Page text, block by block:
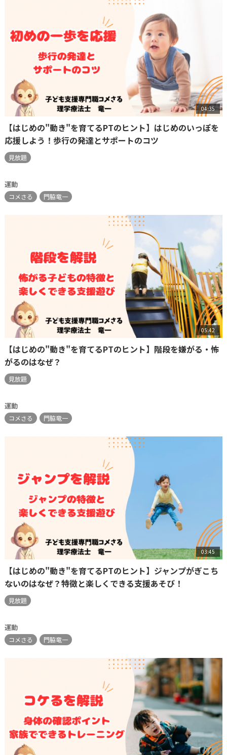
04:35
【はじめの"動き"を育てるPTのヒント】はじめのいっぽを
応援しよう！歩行の発達とサポートのコツ
見放題
運動
コメさる 門脇竜一
05:42
【はじめの"動き"を育てるPTのヒント】階段を嫌がる・怖
がるのはなぜ？
見放題
運動
コメさる 門脇竜一
03:45
【はじめの"動き"を育てるPTのヒント】ジャンプがぎこち
ないのはなぜ？特徴と楽しくできる支援あそび！
見放題
運動
コメさる 門脇竜一